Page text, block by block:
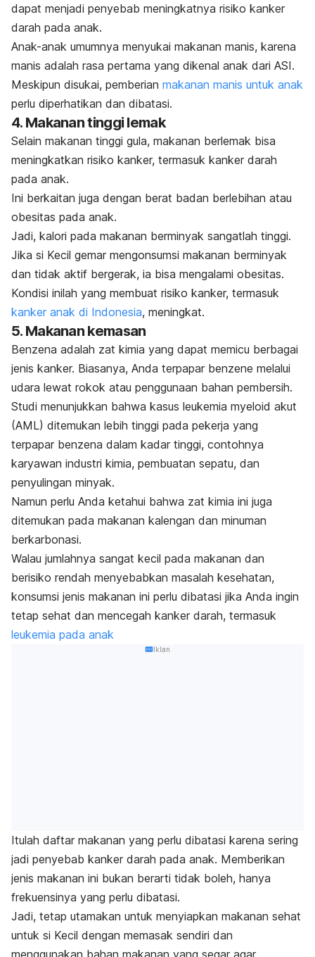
dapat menjadi penyebab meningkatnya risiko kanker
darah pada anak.
Anak-anak umumnya menyukai makanan manis, karena
manis adalah rasa pertama yang dikenal anak dari ASI.
Meskipun disukai, pemberian makanan manis untuk anak
perlu diperhatikan dan dibatasi.
4. Makanan tinggi lemak
Selain makanan tinggi gula, makanan berlemak bisa
meningkatkan risiko kanker, termasuk kanker darah
pada anak.
Ini berkaitan juga dengan berat badan berlebihan atau
obesitas pada anak.
Jadi, kalori pada makanan berminyak sangatlah tinggi.
Jika si Kecil gemar mengonsumsi makanan berminyak
dan tidak aktif bergerak, ia bisa mengalami obesitas.
Kondisi inilah yang membuat risiko kanker, termasuk
kanker anak di Indonesia, meningkat.
5. Makanan kemasan
Benzena adalah zat kimia yang dapat memicu berbagai
jenis kanker. Biasanya, Anda terpapar benzene melalui
udara lewat rokok atau penggunaan bahan pembersih.
Studi menunjukkan bahwa kasus leukemia myeloid akut
(AML) ditemukan lebih tinggi pada pekerja yang
terpapar benzena dalam kadar tinggi, contohnya
karyawan industri kimia, pembuatan sepatu, dan
penyulingan minyak.
Namun perlu Anda ketahui bahwa zat kimia ini juga
ditemukan pada makanan kalengan dan minuman
berkarbonasi.
Walau jumlahnya sangat kecil pada makanan dan
berisiko rendah menyebabkan masalah kesehatan,
konsumsi jenis makanan ini perlu dibatasi jika Anda ingin
tetap sehat dan mencegah kanker darah, termasuk
leukemia pada anak
Iklan
Itulah daftar makanan yang perlu dibatasi karena sering
jadi penyebab kanker darah pada anak. Memberikan
jenis makanan ini bukan berarti tidak boleh, hanya
frekuensinya yang perlu dibatasi.
Jadi, tetap utamakan untuk menyiapkan makanan sehat
untuk si Kecil dengan memasak sendiri dan